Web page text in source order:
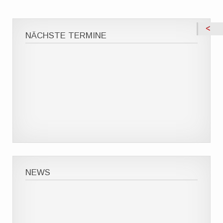
NÄCHSTE TERMINE
NEWS